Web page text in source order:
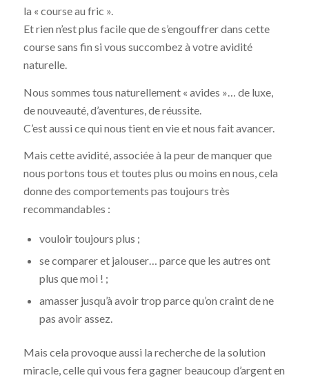
la « course au fric ».
Et rien n’est plus facile que de s’engouffrer dans cette
course sans fin si vous succombez à votre avidité
naturelle.
Nous sommes tous naturellement « avides »… de luxe,
de nouveauté, d’aventures, de réussite.
C’est aussi ce qui nous tient en vie et nous fait avancer.
Mais cette avidité, associée à la peur de manquer que
nous portons tous et toutes plus ou moins en nous, cela
donne des comportements pas toujours très
recommandables :
vouloir toujours plus ;
se comparer et jalouser… parce que les autres ont
plus que moi ! ;
amasser jusqu’à avoir trop parce qu’on craint de ne
pas avoir assez.
Mais cela provoque aussi la recherche de la solution
miracle, celle qui vous fera gagner beaucoup d’argent en